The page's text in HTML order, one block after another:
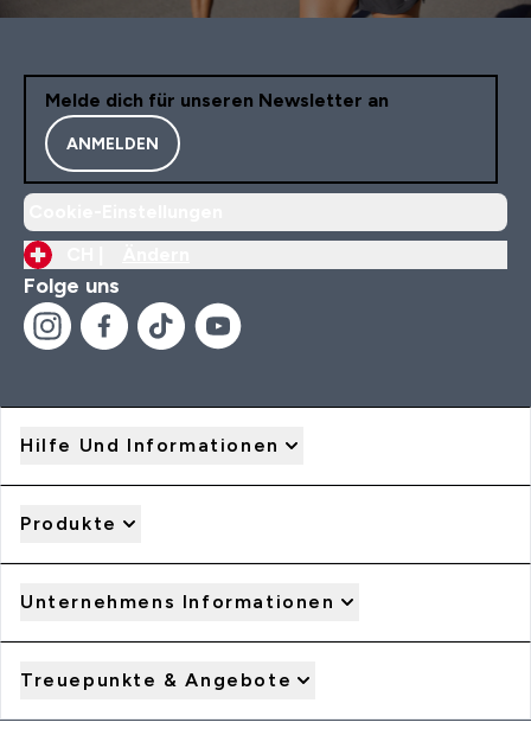
Melde dich für unseren Newsletter an
ANMELDEN
Folge uns
Hilfe Und Informationen
Produkte
Unternehmens Informationen
Treuepunkte & Angebote